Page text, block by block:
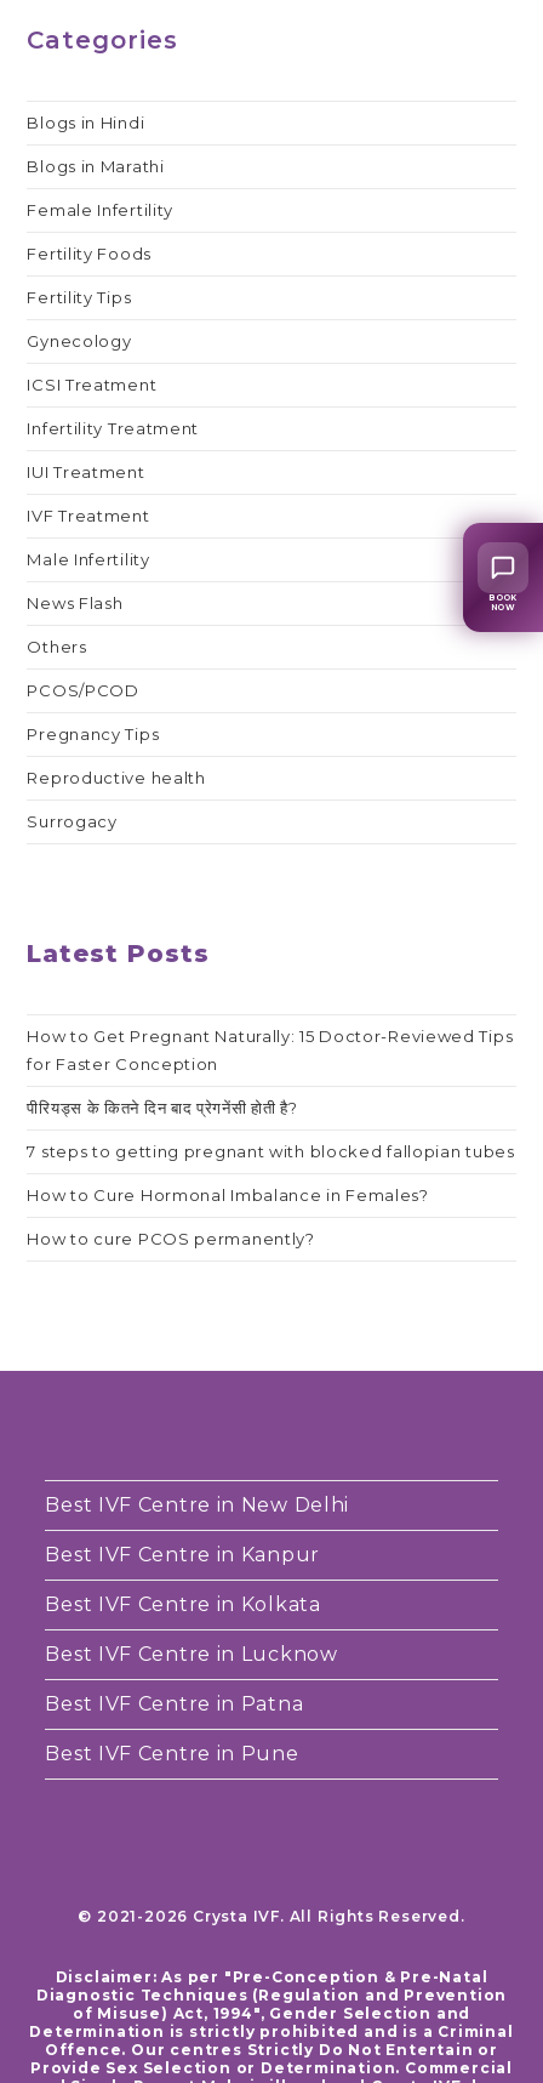
हैं?
Categories
Blogs in Hindi
Blogs in Marathi
Female Infertility
Fertility Foods
Fertility Tips
Gynecology
ICSI Treatment
Infertility Treatment
IUI Treatment
IVF Treatment
Male Infertility
News Flash
Others
PCOS/PCOD
Pregnancy Tips
Reproductive health
Surrogacy
Latest Posts
How to Get Pregnant Naturally: 15 Doctor-Reviewed Tips
for Faster Conception
पीरियड्स के कितने दिन बाद प्रेगनेंसी होती है?
7 steps to getting pregnant with blocked fallopian tubes
How to Cure Hormonal Imbalance in Females?
How to cure PCOS permanently?
Best IVF Centre in New Delhi
Best IVF Centre in Kanpur
Best IVF Centre in Kolkata
Best IVF Centre in Lucknow
Best IVF Centre in Patna
Best IVF Centre in Pune
© 2021-2026 Crysta IVF. All Rights Reserved.
Disclaimer: As per "Pre-Conception & Pre-Natal
Diagnostic Techniques (Regulation and Prevention
of Misuse) Act, 1994", Gender Selection and
Determination is strictly prohibited and is a Criminal
Offence. Our centres Strictly Do Not Entertain or
Provide Sex Selection or Determination. Commercial
BOOK
NOW